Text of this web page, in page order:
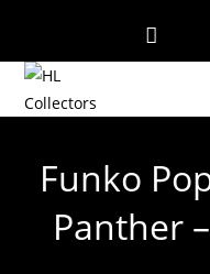
contenido
Funko
Panther